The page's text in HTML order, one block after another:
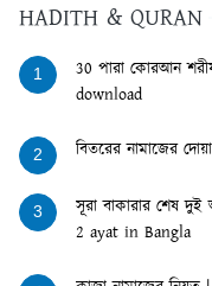
HADITH & QURAN
1
30 পারা কোরআন
download
2 বিতরের নামাজের
3
সূরা বাকারার শেষ
2 ayat in Bangla